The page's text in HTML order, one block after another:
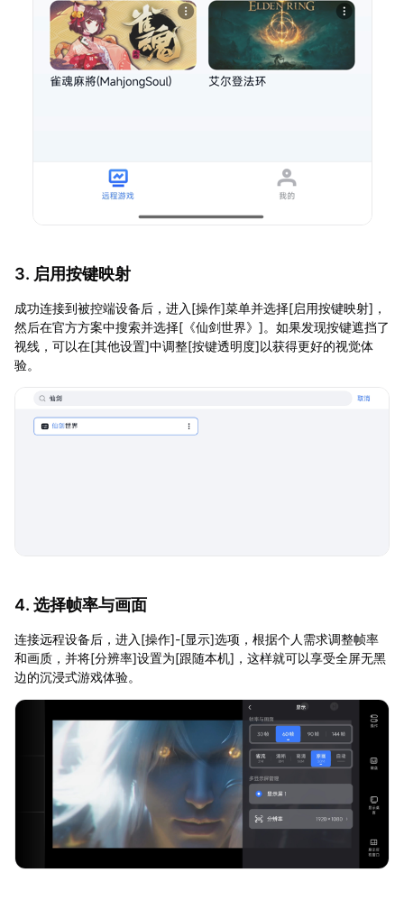
3. 启用按键映射
成功连接到被控端设备后，进入[操作]菜单并选择[启用按键映射]，
然后在官方方案中搜索并选择[《仙剑世界》]。如果发现按键遮挡了
视线，可以在[其他设置]中调整[按键透明度]以获得更好的视觉体
验。
4. 选择帧率与画面
连接远程设备后，进入[操作]-[显示]选项，根据个人需求调整帧率
和画质，并将[分辨率]设置为[跟随本机]，这样就可以享受全屏无黑
边的沉浸式游戏体验。